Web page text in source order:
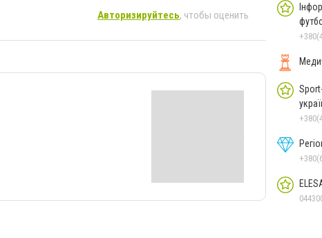
Авторизируйтесь, чтобы оценить